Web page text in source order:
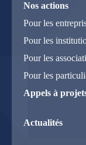
Nos actions
Pour les
Pour les
Pour les
Pour les
Appels à
Actualités